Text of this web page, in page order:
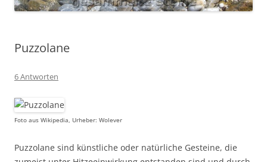
Puzzolane
6 Antworten
Foto aus Wikipedia, Urheber: Wolever
Puzzolane sind künstliche oder natürliche Gesteine, die